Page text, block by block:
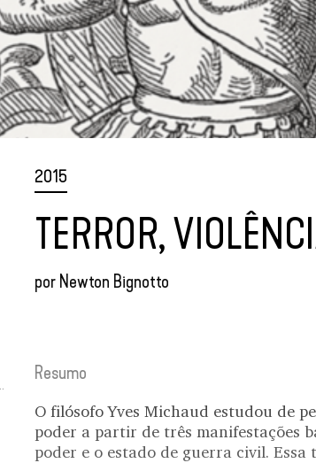
2015
TERROR,
por Newton Bignotto
Resumo
O filósofo Yves Michaud estudou de
poder a partir de três manifestações
poder e o estado de guerra civil.